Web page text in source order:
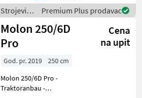
280 cm - Arbeitsbreite 250
cm - Ge
Strojevi i
oprema
za travu i
baliranje /
Molon
Premium Plus prodavac
Molon 250/6D
Pro
Cena
na upit
God. pr. 2019
250 cm
Molon 250/6D Pro -
Traktoranbau -